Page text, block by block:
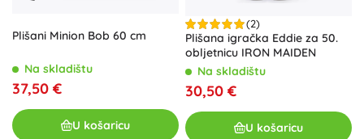
Plišani Minion Bob 60 cm
Na skladištu
37,50 €
U košaricu
(2)
Plišana igračka Eddie za 50.
obljetnicu IRON MAIDEN
Na skladištu
30,50 €
U košaricu